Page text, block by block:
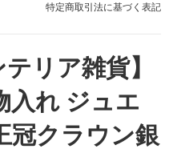
特定商取引法に基づく表記
リア雑貨】
入れ ジュエ
冠クラウン銀